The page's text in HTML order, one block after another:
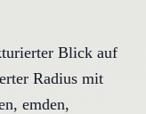
Blick auf
Radius mit
emden,